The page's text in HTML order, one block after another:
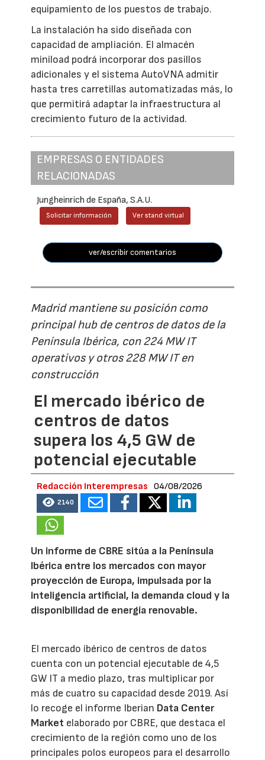
equipamiento de los puestos de trabajo.
La instalación ha sido diseñada con
capacidad de ampliación. El almacén
miniload podrá incorporar dos pasillos
adicionales y el sistema AutoVNA admitir
hasta tres carretillas automatizadas más, lo
que permitirá adaptar la infraestructura al
crecimiento futuro de la actividad.
EMPRESAS O ENTIDADES
RELACIONADAS
Jungheinrich de España, S.A.U.
Solicitar información Ver stand virtual
ver/escribir comentarios
Madrid mantiene su posición como
principal hub de centros de datos de la
Península Ibérica, con 224 MW IT
operativos y otros 228 MW IT en
construcción
El mercado ibérico de
centros de datos
supera los 4,5 GW de
potencial ejecutable
Redacción Interempresas 04/08/2026
2140
Un informe de CBRE sitúa a la Península
Ibérica entre los mercados con mayor
proyección de Europa, impulsada por la
inteligencia artificial, la demanda cloud y la
disponibilidad de energía renovable.
El mercado ibérico de centros de datos
cuenta con un potencial ejecutable de 4,5
GW IT a medio plazo, tras multiplicar por
más de cuatro su capacidad desde 2019. Así
lo recoge el informe Iberian Data Center
Market elaborado por CBRE, que destaca el
crecimiento de la región como uno de los
principales polos europeos para el desarrollo